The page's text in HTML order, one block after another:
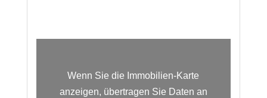
Wenn Sie die Immobilien-Karte
anzeigen, übertragen Sie Daten an